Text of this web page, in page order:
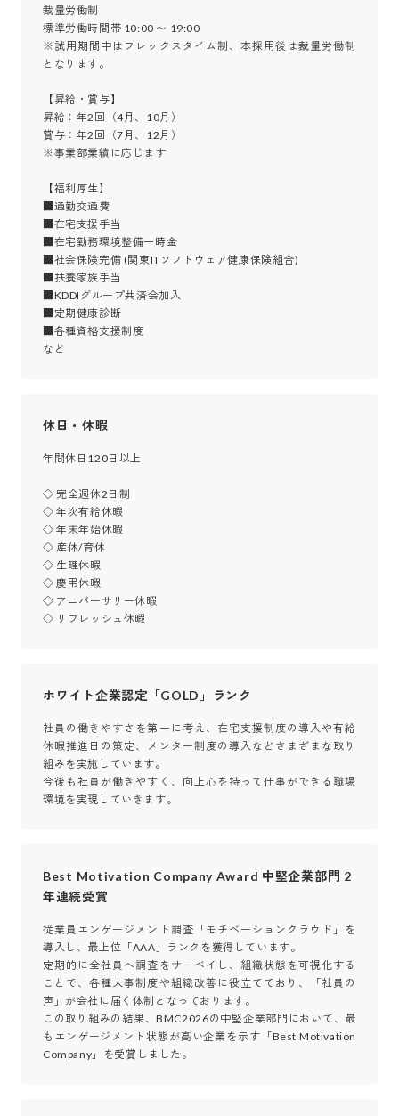
裁量労働制
標準労働時間帯 10:00 〜 19:00
※試用期間中はフレックスタイム制、本採用後は裁量労働制
となります。
【昇給・賞与】
昇給：年2回（4月、10月）
賞与：年2回（7月、12月）
※事業部業績に応じます
【福利厚生】
■通勤交通費
■在宅支援手当
■在宅勤務環境整備一時金
■社会保険完備 (関東ITソフトウェア健康保険組合)
■扶養家族手当
■KDDIグループ共済会加入
■定期健康診断
■各種資格支援制度
など
休日・休暇
年間休日120日以上
◇ 完全週休2日制
◇ 年次有給休暇
◇ 年末年始休暇
◇ 産休/育休
◇ 生理休暇
◇ 慶弔休暇
◇ アニバーサリー休暇
◇ リフレッシュ休暇
ホワイト企業認定「GOLD」ランク
社員の働きやすさを第一に考え、在宅支援制度の導入や有給
休暇推進日の策定、メンター制度の導入などさまざまな取り
組みを実施しています。
今後も社員が働きやすく、向上心を持って仕事ができる職場
環境を実現していきます。
Best Motivation Company Award 中堅企業部門 2
年連続受賞
従業員エンゲージメント調査「モチベーションクラウド」を
導入し、最上位「AAA」ランクを獲得しています。
定期的に全社員へ調査をサーベイし、組織状態を可視化する
ことで、各種人事制度や組織改善に役立てており、「社員の
声」が会社に届く体制となっております。
この取り組みの結果、BMC2026の中堅企業部門において、最
もエンゲージメント状態が高い企業を示す「Best Motivation
Company」を受賞しました。